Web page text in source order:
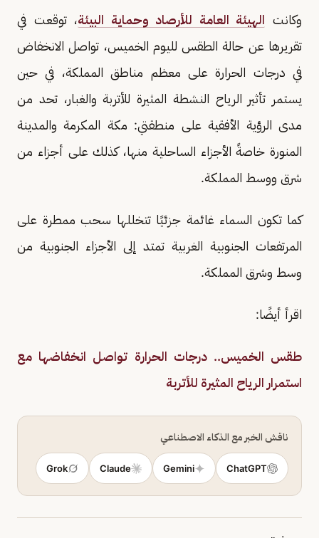
وكانت الهيئة العامة للأرصاد وحماية البيئة، توقعت في
تقريرها عن حالة الطقس لليوم الخميس، تواصل الانخفاض
في درجات الحرارة على معظم مناطق المملكة، في حين
يستمر تأثير الرياح النشطة المثيرة للأتربة والغبار، تحد من
مدى الرؤية الأفقية على منطقتي: مكة المكرمة والمدينة
المنورة خاصةً الأجزاء الساحلية منها، كذلك على أجزاء من
شرق ووسط المملكة.
كما تكون السماء غائمة جزئيًا تتخللها سحب ممطرة على
المرتفعات الجنوبية الغربية تمتد إلى الأجزاء الجنوبية من
وسط وشرق المملكة.
اقرأ أيضًا:
طقس الخميس.. درجات الحرارة تواصل انخفاضها مع
استمرار الرياح المثيرة للأتربة
ناقش الخبر مع الذكاء الاصطناعي
ChatGPT
Gemini
Claude
Grok